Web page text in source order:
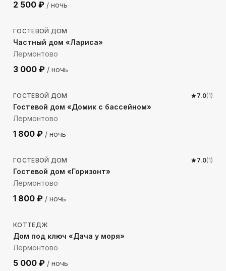
2 500 ₽ / ночь
151 м до моря
ГОСТЕВОЙ ДОМ
Частный дом «Лариса»
Лермонтово
3 000 ₽ / ночь
162м до моря
ГОСТЕВОЙ ДОМ 7.0(1)
Гостевой дом «Домик с бассейном»
Лермонтово
1 800 ₽ / ночь
171м до моря
ГОСТЕВОЙ ДОМ 7.0(1)
Гостевой дом «Горизонт»
Лермонтово
1 800 ₽ / ночь
170м до моря
КОТТЕДЖ
Дом под ключ «Дача у моря»
Лермонтово
5 000 ₽ / ночь
297м до моря